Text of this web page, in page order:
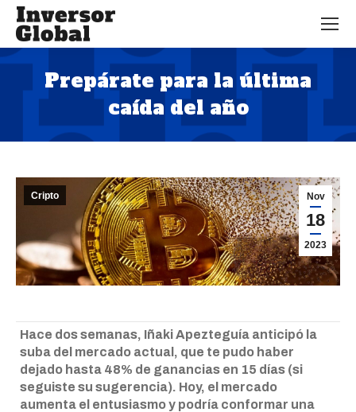
Prepárate para la última
caída del año
Estás aquí:
Nov
18
2023
Cripto
Hace dos semanas, Iñaki Apezteguía anticipó la
suba del mercado actual, que te pudo haber
dejado hasta 48% de ganancias en 15 días (si
seguiste su sugerencia). Hoy, el mercado
aumenta el entusiasmo y podría conformar una